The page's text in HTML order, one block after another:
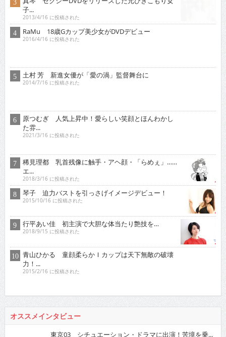
子...
2013/4/16 に投稿された
RaMu 18歳Gカップ美少女がDVDデビュー
2016/4/16 に投稿された
2021/3/16 に投稿された
稀見理都 乳首残像に触手・アヘ顔・「らめぇ」……
エ...
琴子 迫力バストを引っさげイメージデビュー！
2015/10/16 に投稿された
行平あい佳 初主演で大胆な体当たり艶技を…
2018/9/15 に投稿された
青山ひかる 童顔柔らかＩカップは天下無敵の破壊
力！...
2015/2/16 に投稿された
オススメインタビュー
真空ジェシカ 『死ぬまでお笑いをやっていきたい！そ...